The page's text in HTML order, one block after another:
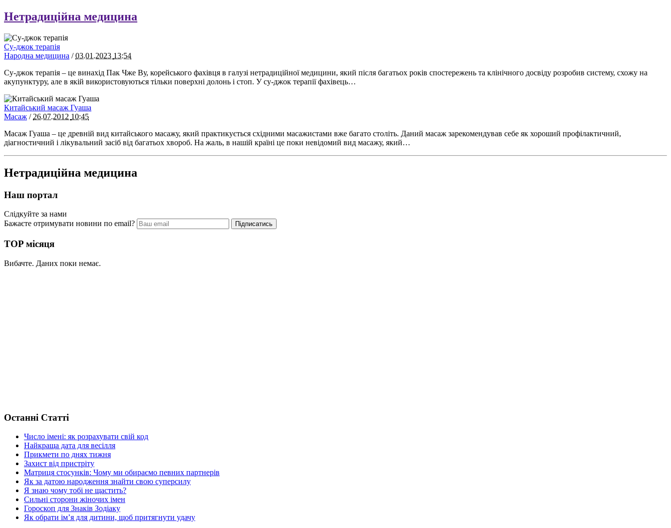
Нетрадиційна медицина
Су-джок терапія
Народна медицина /03.01.2023 13:54
Су-джок терапія – це винахід Пак Чже Ву, корейського фахівця в галузі нетрадиційної медицини, який після багатьох років спостережень та клінічного досвіду розробив систему, схожу на
акупунктуру, але в якій використовуються тільки поверхні долонь і стоп. У су-джок терапії фахівець…
Китайський масаж Гуаша
Масаж / 26.07.2012 10:45
Масаж Гуаша – це древній вид китайського масажу, який практикується східними масажистами вже багато століть. Даний масаж зарекомендував себе як хороший профілактичний,
діагностичний і лікувальний засіб від багатьох хвороб. На жаль, в нашій країні це поки невідомий вид масажу, який…
Нетрадиційна медицина
Наш портал
Слідкуйте за нами
Бажаєте отримувати новини по email?
TOP місяця
Вибачте. Даних поки немає.
Останні Статті
Число імені: як розрахувати свій код
Найкраща дата для весілля
Прикмети по днях тижня
Захист від пристріту
Матриця стосунків: Чому ми обираємо певних партнерів
Як за датою народження знайти свою суперсилу
Я знаю чому тобі не щастить?
Сильні сторони жіночих імен
Гороскоп для Знаків Зодіаку
Як обрати ім’я для дитини, щоб притягнути удачу